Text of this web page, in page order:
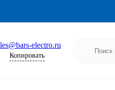
electro.ru
Копировать